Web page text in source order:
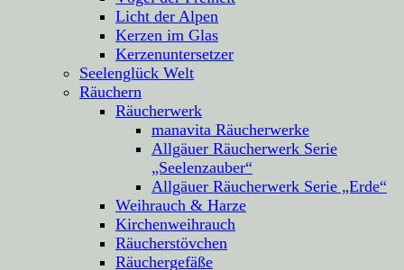
Licht der Alpen
Kerzen im Glas
Kerzenuntersetzer
Seelenglück Welt
Räuchern
Räucherwerk
manavita Räucherwerke
Allgäuer Räucherwerk Serie
„Seelenzauber“
Allgäuer Räucherwerk Serie „Erde“
Weihrauch & Harze
Kirchenweihrauch
Räucherstövchen
Räuchergefäße